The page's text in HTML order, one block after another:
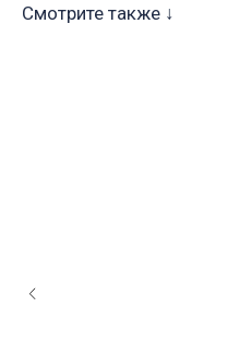
Смотрите также ↓